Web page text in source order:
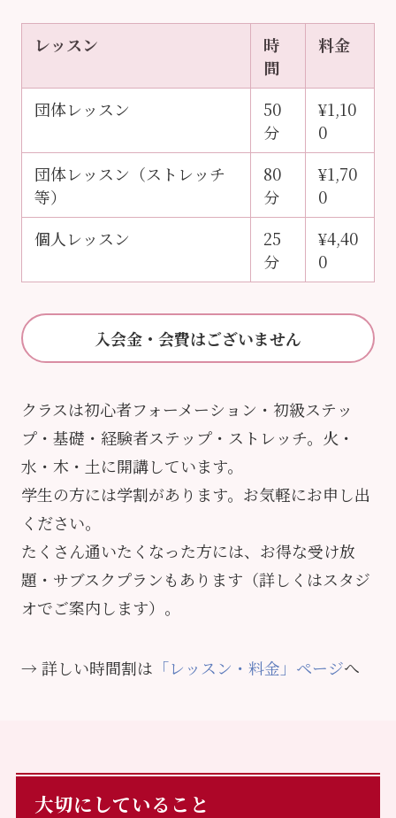
レッスン
時
間
料金
団体レッスン
50
分
¥1,10
0
団体レッスン（ストレッチ
等）
80
分
¥1,70
0
個人レッスン
25
分
¥4,40
0
入会金・会費はございません
クラスは初心者フォーメーション・初級ステッ
プ・基礎・経験者ステップ・ストレッチ。火・
水・木・土に開講しています。
学生の方には学割があります。お気軽にお申し出
ください。
たくさん通いたくなった方には、お得な受け放
題・サブスクプランもあります（詳しくはスタジ
オでご案内します）。
→ 詳しい時間割は 「レッスン・料金」ページへ
大切にしていること